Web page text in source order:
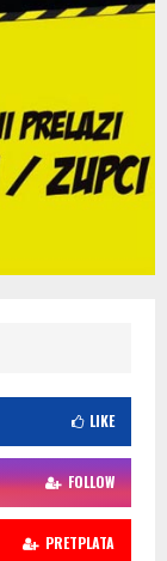
LIKE
FOLLOW
PRETPLATA